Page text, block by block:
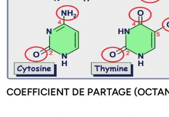
COEFFICIENT DE PARTAGE